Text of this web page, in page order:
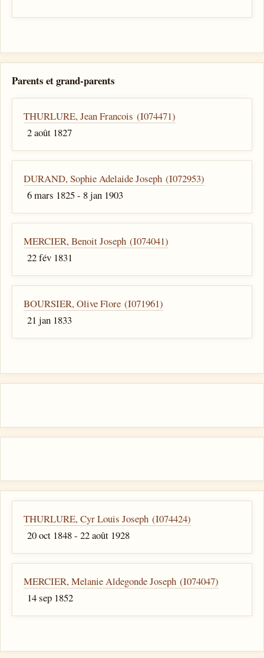
Parents et grand-parents
THURLURE, Jean Francois (I074471)
2 août 1827
DURAND, Sophie Adelaide Joseph (I072953)
6 mars 1825 - 8 jan 1903
MERCIER, Benoit Joseph (I074041)
22 fév 1831
BOURSIER, Olive Flore (I071961)
21 jan 1833
THURLURE, Cyr Louis Joseph (I074424)
20 oct 1848 - 22 août 1928
MERCIER, Melanie Aldegonde Joseph (I074047)
14 sep 1852